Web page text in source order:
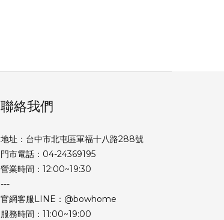
聯絡我們
地址：台中市北屯區軍福十八路288號
門市電話：04-24369195
營業時間：12:00~19:30
---
官網客服LINE：@bowhome
服務時間：11:00~19:00